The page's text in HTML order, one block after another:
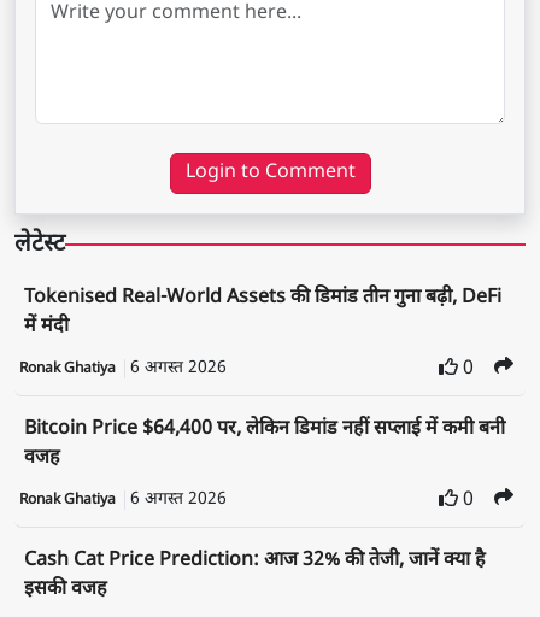
Login to Comment
लेटेस्ट
Tokenised Real-World Assets की डिमांड तीन गुना बढ़ी, DeFi
में मंदी
Ronak Ghatiya 6 अगस्त 2026 0
Bitcoin Price $64,400 पर, लेकिन डिमांड नहीं सप्लाई में कमी बनी
वजह
Ronak Ghatiya 6 अगस्त 2026 0
Cash Cat Price Prediction: आज 32% की तेजी, जानें क्या है
इसकी वजह